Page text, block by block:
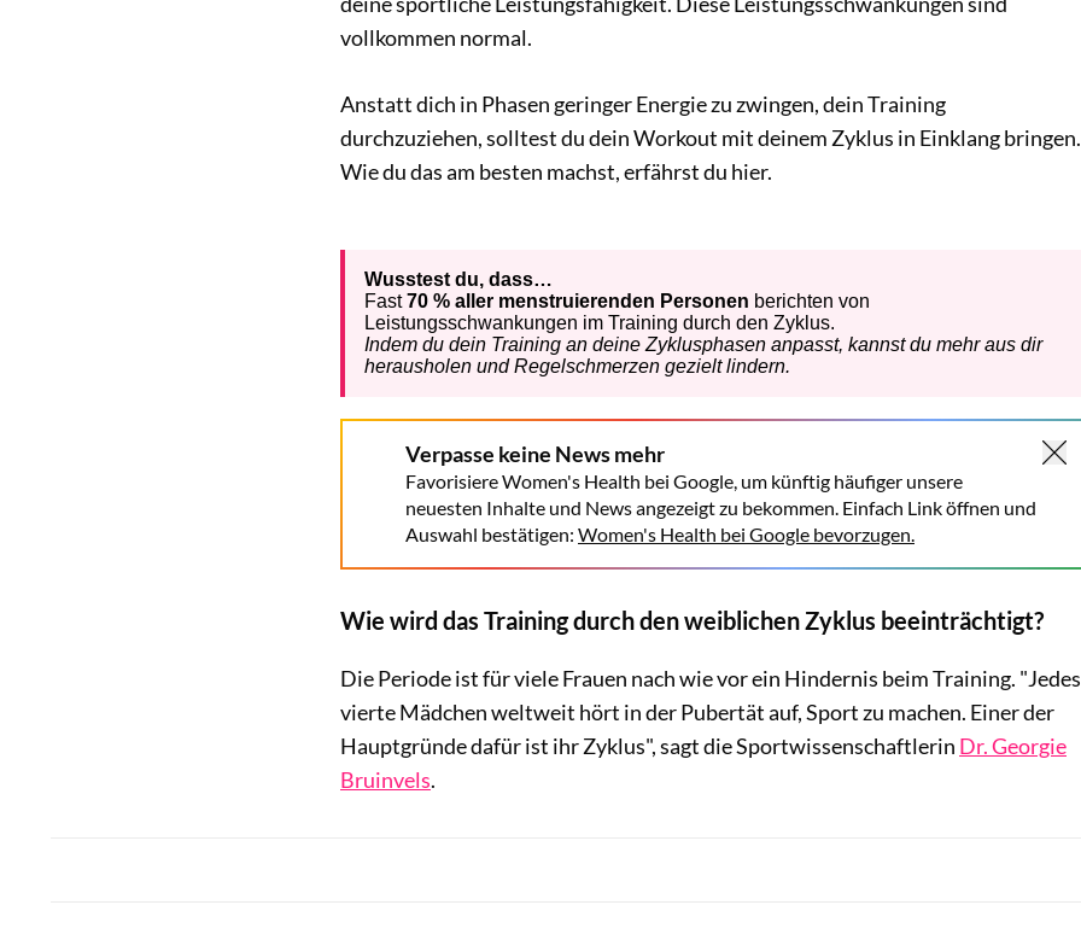
vollkommen normal.
Anstatt dich in Phasen geringer Energie zu zwingen, dein Training
durchzuziehen, solltest du dein Workout mit deinem Zyklus in Einklang bringen.
Wie du das am besten machst, erfährst du hier.
Verpasse keine News mehr
Favorisiere Women's Health bei Google, um künftig häufiger unsere
neuesten Inhalte und News angezeigt zu bekommen. Einfach Link öffnen und
Auswahl bestätigen: Women's Health bei Google bevorzugen.
Wie wird das Training durch den weiblichen Zyklus beeinträchtigt?
Die Periode ist für viele Frauen nach wie vor ein Hindernis beim Training. "Jedes
vierte Mädchen weltweit hört in der Pubertät auf, Sport zu machen. Einer der
Hauptgründe dafür ist ihr Zyklus", sagt die Sportwissenschaftlerin Dr. Georgie
Bruinvels.